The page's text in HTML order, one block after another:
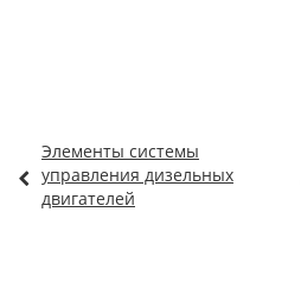
Элементы системы
управления дизельных
двигателей